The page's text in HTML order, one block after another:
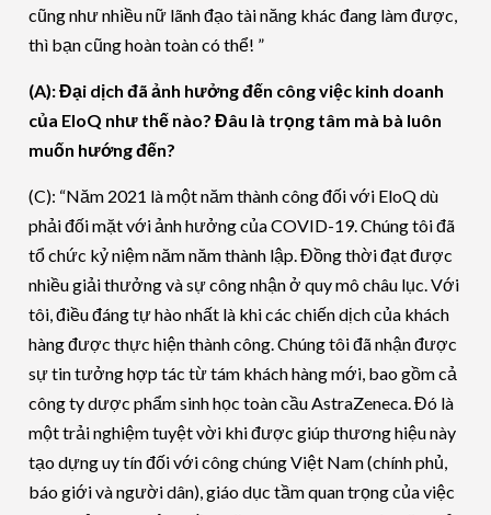
cũng như nhiều nữ lãnh đạo tài năng khác đang làm được,
thì bạn cũng hoàn toàn có thể! ”
(A): Đại dịch đã ảnh hưởng đến công việc kinh doanh
của EloQ như thế nào? Đâu là trọng tâm mà bà luôn
muốn hướng đến?
(C): “Năm 2021 là một năm thành công đối với EloQ dù
phải đối mặt với ảnh hưởng của COVID-19. Chúng tôi đã
tổ chức kỷ niệm năm năm thành lập. Đồng thời đạt được
nhiều giải thưởng và sự công nhận ở quy mô châu lục. Với
tôi, điều đáng tự hào nhất là khi các chiến dịch của khách
hàng được thực hiện thành công. Chúng tôi đã nhận được
sự tin tưởng hợp tác từ tám khách hàng mới, bao gồm cả
công ty dược phẩm sinh học toàn cầu AstraZeneca. Đó là
một trải nghiệm tuyệt vời khi được giúp thương hiệu này
tạo dựng uy tín đối với công chúng Việt Nam (chính phủ,
báo giới và người dân), giáo dục tầm quan trọng của việc